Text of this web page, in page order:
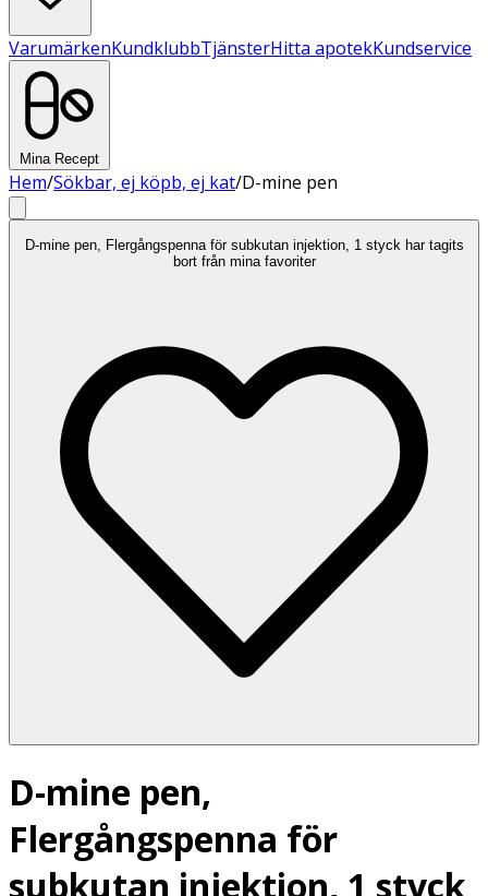
VarumärkenKundklubbTjänsterHitta apotekKundservice
Mina Recept
Hem/Sökbar, ej köpb, ej kat/D-mine pen
D-mine pen, Flergångspenna för subkutan injektion, 1 styck har tagits
bort från mina favoriter
D-mine pen,
Flergångspenna för
subkutan injektion, 1 styck